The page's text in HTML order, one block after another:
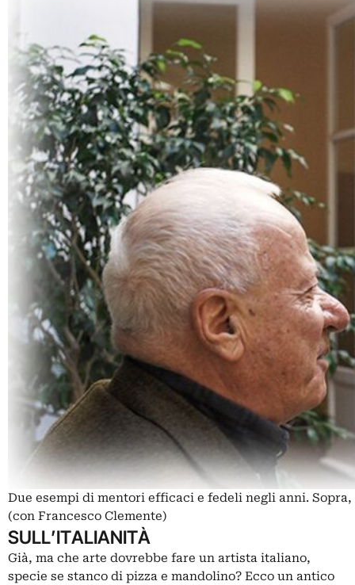
Due esempi di mentori efficaci e fedeli negli anni.
(con Francesco Clemente)
SULL’ITALIANITÀ
Già, ma che arte dovrebbe fare un artista italiano,
specie se stanco di pizza e mandolino? Ecco un antico